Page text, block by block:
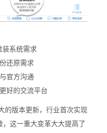
装系统需求
还原需求
官方沟通
好的交流平台
的版本更新，行业首次实现
，这一重大变革大大提高了